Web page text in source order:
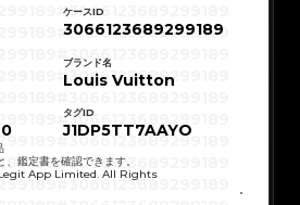
#3066123689299189
#3066123689299189
#3066123689299189
#3066123689299189
#3066123689299189
#3066123689299189
#3066123689299189
#3066123689299189
#3066123689299189
#3066123689299189
#3066123689299189
#3066123689299189
#3066123689299189
#3066123689299189
#3066123689299189
ケースID
3066123689299189
ブランド名
Louis Vuitton
タグID
J1DP5TT7AAYO
鑑定書を確認できます。
App Limited. All Rights